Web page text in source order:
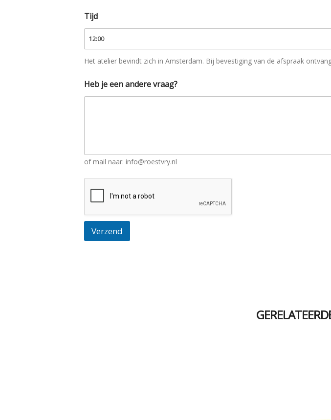
Tijd
Het atelier bevindt zich in Amsterdam. Bij bevestiging van de afspraak
z
o
Heb je een andere vraag?
of mail naar: info@roestvry.nl
Verzend